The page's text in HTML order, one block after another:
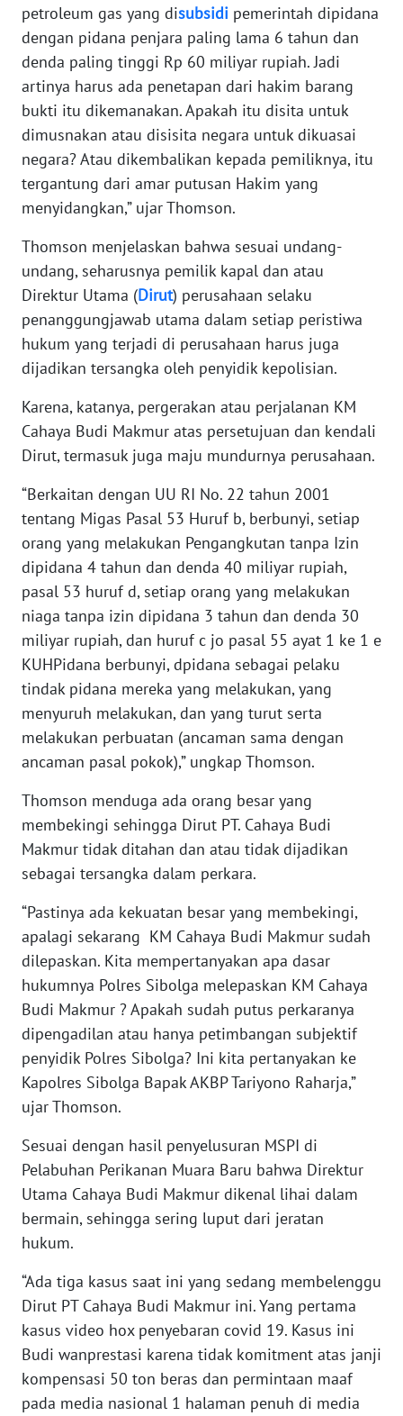
petroleum gas yang disubsidi pemerintah dipidana
dengan pidana penjara paling lama 6 tahun dan
denda paling tinggi Rp 60 miliyar rupiah. Jadi
artinya harus ada penetapan dari hakim barang
bukti itu dikemanakan. Apakah itu disita untuk
dimusnakan atau disisita negara untuk dikuasai
negara? Atau dikembalikan kepada pemiliknya, itu
tergantung dari amar putusan Hakim yang
menyidangkan,” ujar Thomson.
Thomson menjelaskan bahwa sesuai undang-
undang, seharusnya pemilik kapal dan atau
Direktur Utama (Dirut) perusahaan selaku
penanggungjawab utama dalam setiap peristiwa
hukum yang terjadi di perusahaan harus juga
dijadikan tersangka oleh penyidik kepolisian.
Karena, katanya, pergerakan atau perjalanan KM
Cahaya Budi Makmur atas persetujuan dan kendali
Dirut, termasuk juga maju mundurnya perusahaan.
“Berkaitan dengan UU RI No. 22 tahun 2001
tentang Migas Pasal 53 Huruf b, berbunyi, setiap
orang yang melakukan Pengangkutan tanpa Izin
dipidana 4 tahun dan denda 40 miliyar rupiah,
pasal 53 huruf d, setiap orang yang melakukan
niaga tanpa izin dipidana 3 tahun dan denda 30
miliyar rupiah, dan huruf c jo pasal 55 ayat 1 ke 1 e
KUHPidana berbunyi, dpidana sebagai pelaku
tindak pidana mereka yang melakukan, yang
menyuruh melakukan, dan yang turut serta
melakukan perbuatan (ancaman sama dengan
ancaman pasal pokok),” ungkap Thomson.
Thomson menduga ada orang besar yang
membekingi sehingga Dirut PT. Cahaya Budi
Makmur tidak ditahan dan atau tidak dijadikan
sebagai tersangka dalam perkara.
“Pastinya ada kekuatan besar yang membekingi,
apalagi sekarang KM Cahaya Budi Makmur sudah
dilepaskan. Kita mempertanyakan apa dasar
hukumnya Polres Sibolga melepaskan KM Cahaya
Budi Makmur ? Apakah sudah putus perkaranya
dipengadilan atau hanya petimbangan subjektif
penyidik Polres Sibolga? Ini kita pertanyakan ke
Kapolres Sibolga Bapak AKBP Tariyono Raharja,”
ujar Thomson.
Sesuai dengan hasil penyelusuran MSPI di
Pelabuhan Perikanan Muara Baru bahwa Direktur
Utama Cahaya Budi Makmur dikenal lihai dalam
bermain, sehingga sering luput dari jeratan
hukum.
“Ada tiga kasus saat ini yang sedang membelenggu
Dirut PT Cahaya Budi Makmur ini. Yang pertama
kasus video hox penyebaran covid 19. Kasus ini
Budi wanprestasi karena tidak komitment atas janji
kompensasi 50 ton beras dan permintaan maaf
pada media nasional 1 halaman penuh di media
WN
NUSANTARA
WN
JOGJA
WN
JATIM
WN
BALI
WN
KALBAR
KALTENG
KALTARA
WN
KALSEL
KALTIM
WN
SULSEL
WN
GORONTALO
SULUT
WN
MALUKU
WN
MALUT
WN
WN
DANAU
TOBA
NIAS
WN
LANGKAT
TAPANULI
SELATAN
WN
LESUNG